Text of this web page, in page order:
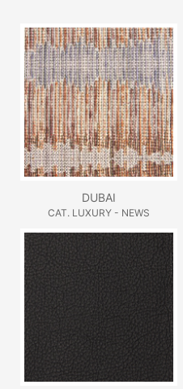
DUBAI
CAT. LUXURY - NEWS